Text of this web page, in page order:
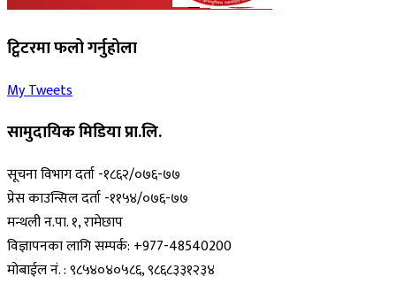
ट्विटरमा फलो गर्नुहोला
My Tweets
सामुदायिक मिडिया प्रा.लि.
सूचना विभाग दर्ता -१८६२/०७६-७७
प्रेस काउन्सिल दर्ता -११५४/०७६-७७
मन्थली न.पा. १, रामेछाप
विज्ञापनका लागि सम्पर्क: +977-48540200
मोबाईल नं. : ९८५४०४०५८६, ९८६८३३१२३४